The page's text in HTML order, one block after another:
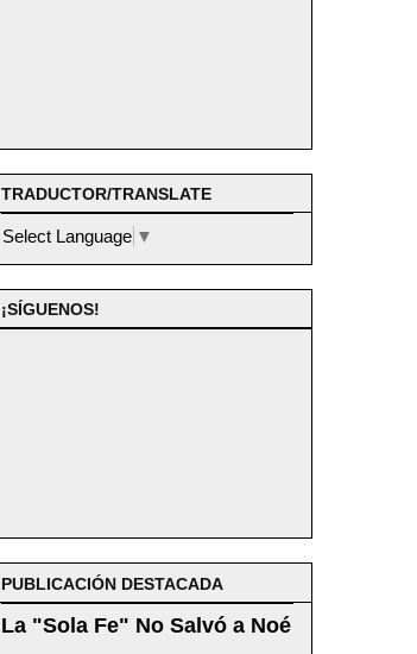
TRADUCTOR/TRANSLATE
Select Language ▼
¡SÍGUENOS!
PUBLICACIÓN DESTACADA
La "Sola Fe" No Salvó a Noé